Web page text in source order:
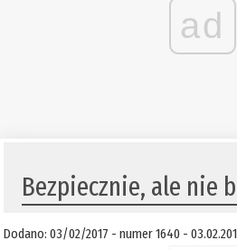
ad
​Bezpiecznie, ale nie
Dodano: 03/02/2017 - numer 1640 -